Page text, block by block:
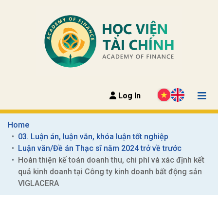
Log In
Home
03. Luận án, luận văn, khóa luận tốt nghiệp
Luận văn/Đề án Thạc sĩ năm 2024 trở về trước
Hoàn thiện kế toán doanh thu, chi phí và xác định kết
quả kinh doanh tại Công ty kinh doanh bất động sản
VIGLACERA